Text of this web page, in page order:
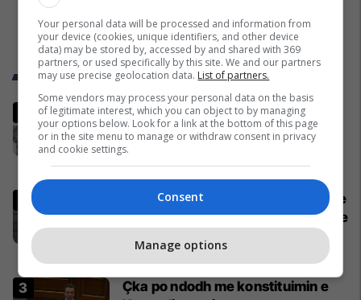
Trend Telegrafi
“Marre duhet me ju ardhë, turp
për votat që i keni”, njëri nga
protestuesit i drejtohet Bedri
Hamzës
Politikë
Mediat gjermane publikojnë detaje
për aksidentin ku humbën jetën tre
Ferizajt
Kronika e Zezë
Çka po ndodh me konstituimin e
Your personal data will be processed and information from
your device (cookies, unique identifiers, and other device
data) may be stored by, accessed by and shared with 369
partners, or used specifically by this site. We and our partners
may use precise geolocation data. List of partners.
Some vendors may process your personal data on the basis
of legitimate interest, which you can object to by managing
your options below. Look for a link at the bottom of this page
or in the site menu to manage or withdraw consent in privacy
and cookie settings.
Consent
Manage options